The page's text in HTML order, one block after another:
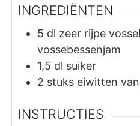
INGREDIËNTEN
5 dl zeer rijpe
vossebessenjam
1,5 dl suiker
2 stuks eiwitten
INSTRUCTIES